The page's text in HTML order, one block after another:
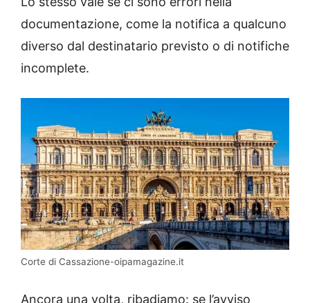
documentazione, come la notifica a qualcuno
diverso dal destinatario previsto o di notifiche
incomplete.
Corte di Cassazione-oipamagazine.it
Ancora una volta, ribadiamo: se l’avviso